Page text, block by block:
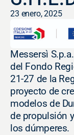
23 enero, 2025
Messersì
del Fondo
21-27 de la
proyecto de
modelos de
de propulsión
los dúmperes.